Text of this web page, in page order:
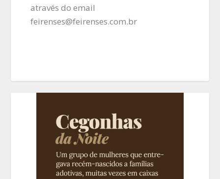
através do email
feirenses@feirenses.com.br